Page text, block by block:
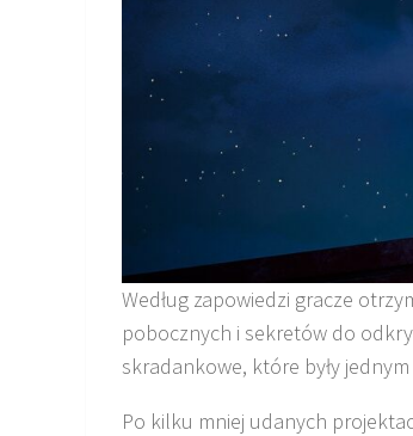
Według zapowiedzi gracze
pobocznych i sekretów do
skradankowe, które były
Po kilku mniej udanych